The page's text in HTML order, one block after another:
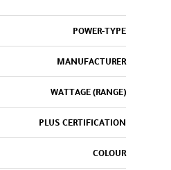
POWER-TYPE
MANUFACTURER
WATTAGE (RANGE)
PLUS CERTIFICATION
COLOUR